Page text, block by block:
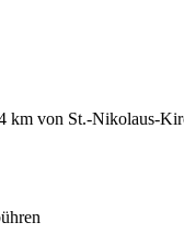
km von St.-Nikolaus-